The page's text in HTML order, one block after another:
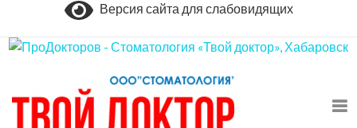
Версия сайта для слабовидящих